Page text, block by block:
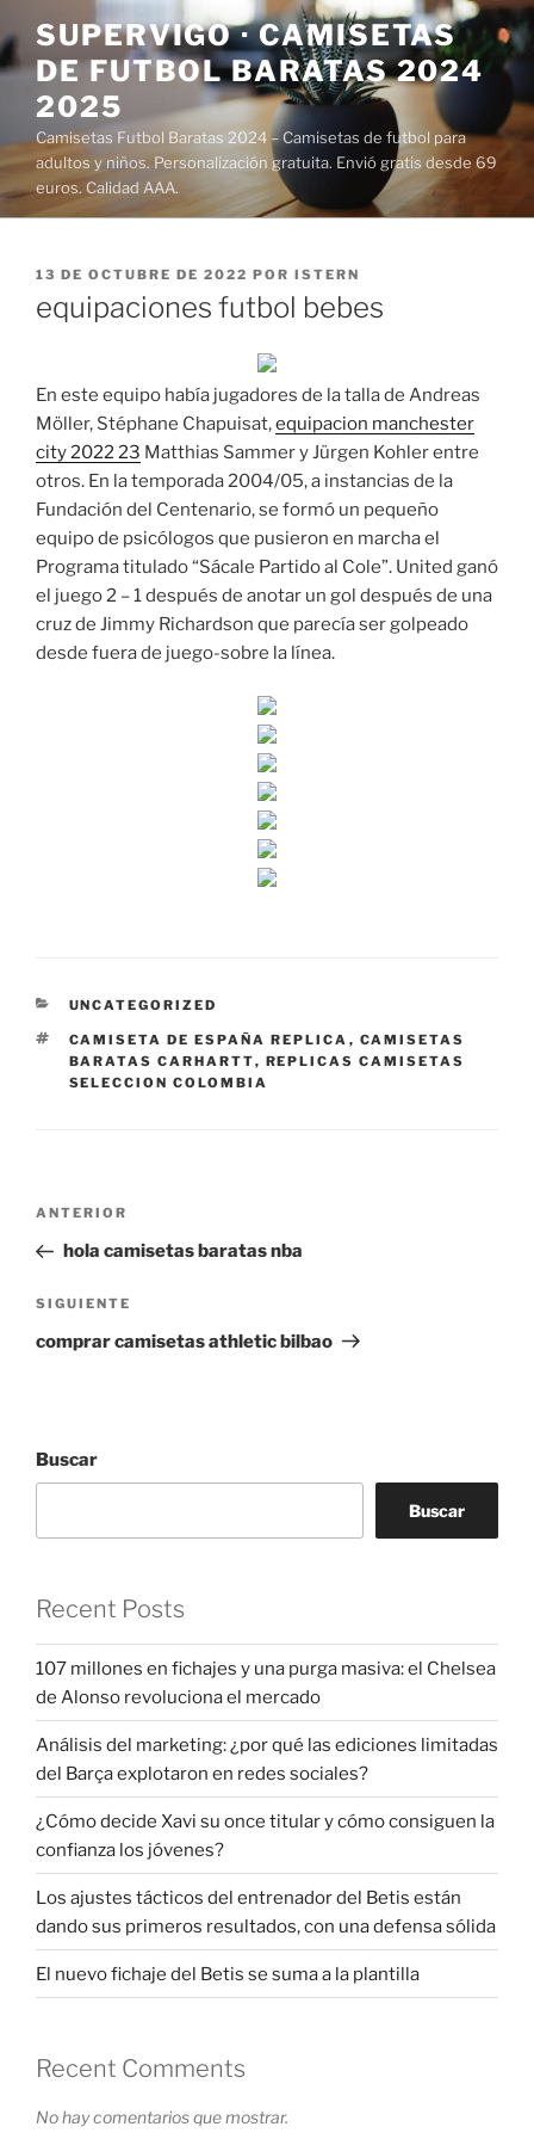
al
contenido
SUPERVIGO · CAMISETAS
DE FUTBOL BARATAS 2024
2025
Camisetas Futbol Baratas 2024 – Camisetas de futbol para
adultos y niños. Personalización gratuita. Envió gratis desde 69
euros. Calidad AAA.
PUBLICADO
13 DE OCTUBRE DE 2022 POR ISTERN
equipaciones futbol bebes
En este equipo había jugadores de la talla de Andreas
Möller, Stéphane Chapuisat,equipacion manchester
city 2022 23 Matthias Sammer y Jürgen Kohler entre
otros. En la temporada 2004/05, a instancias de la
Fundación del Centenario, se formó un pequeño
equipo de psicólogos que pusieron en marcha el
Programa titulado “Sácale Partido al Cole”. United ganó
el juego 2 – 1 después de anotar un gol después de una
cruz de Jimmy Richardson que parecía ser golpeado
desde fuera de juego-sobre la línea.
CATEGORÍAS
UNCATEGORIZED
ETIQUETAS
CAMISETA DE ESPAÑA REPLICA , CAMISETAS
BARATAS CARHARTT, REPLICAS CAMISETAS
SELECCION COLOMBIA
Navegación
entradas
Entrada
anterior:
ANTERIOR
hola camisetas baratas nba
Siguiente
entrada
SIGUIENTE
comprar camisetas athletic bilbao
Buscar
Buscar
Recent Posts
107 millones en fichajes y una purga masiva: el Chelsea
de Alonso revoluciona el mercado
Análisis del marketing: ¿por qué las ediciones limitadas
del Barça explotaron en redes sociales?
¿Cómo decide Xavi su once titular y cómo consiguen la
confianza los jóvenes?
Los ajustes tácticos del entrenador del Betis están
dando sus primeros resultados, con una defensa sólida
El nuevo fichaje del Betis se suma a la plantilla
Recent Comments
No hay comentarios que mostrar.